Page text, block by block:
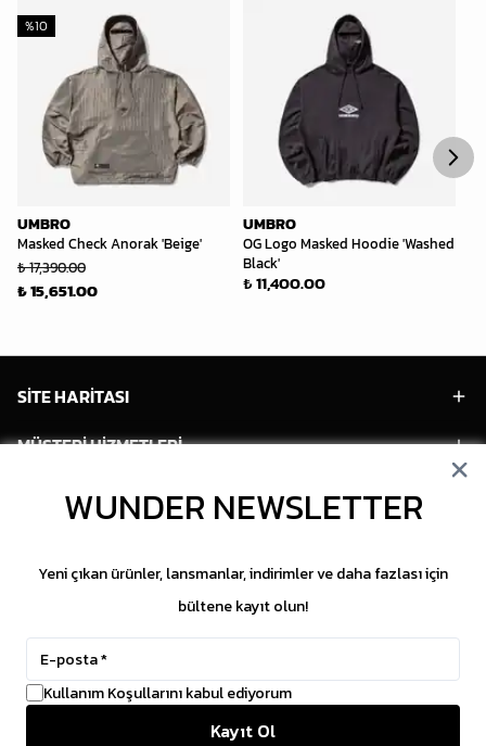
UMBRO
Masked Check Anorak 'Beige'
%10
₺ 17,390.00
₺ 15,651.00
UMBRO
OG Logo Masked Hoodie 'Washed
Black'
₺ 11,400.00
SİTE HARİTASI
MÜŞTERİ HİZMETLERİ
HESABIM
SOSYAL MEDYA
Copyright © 2026 WUNDER. İçeriklerin izinsiz
WUNDER NEWSLETTER
Yeni çıkan ürünler, lansmanlar, indirimler ve daha fazlası için
bültene kayıt olun!
Kullanım Koşullarını kabul ediyorum
Kayıt Ol